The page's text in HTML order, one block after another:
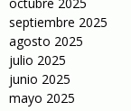
septiembre 2025
agosto 2025
julio 2025
junio 2025
mayo 2025